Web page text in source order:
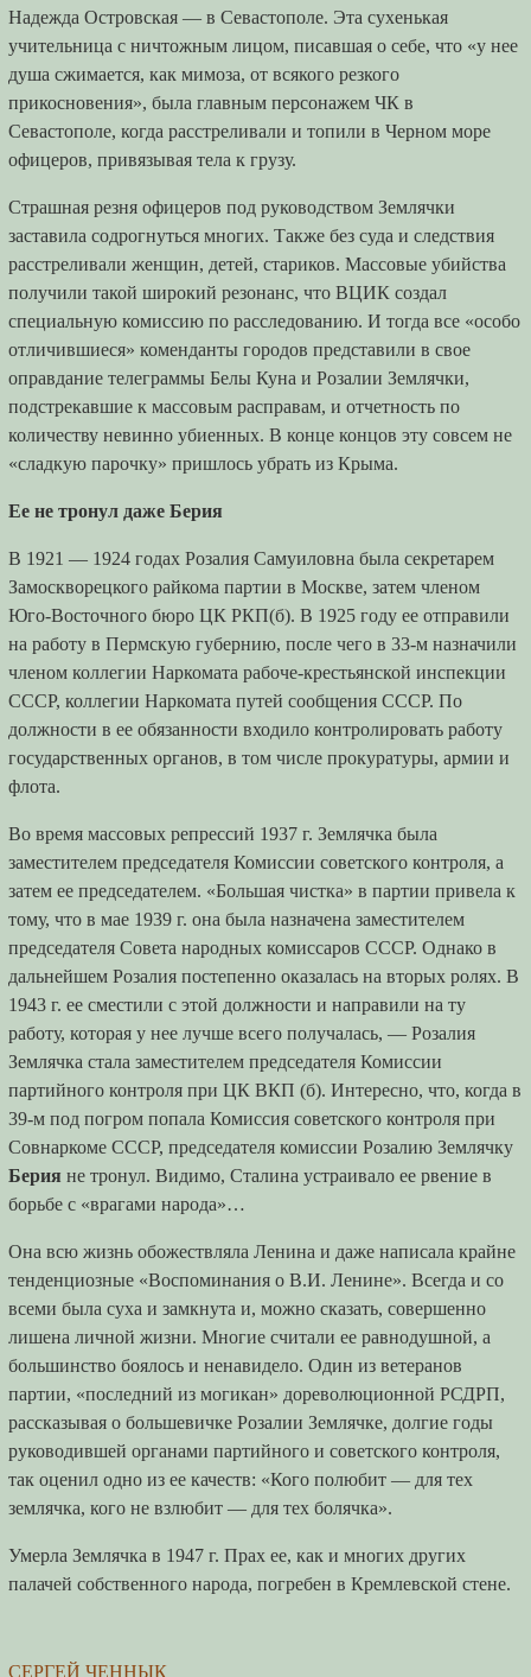
Надежда Островская — в Севастополе. Эта сухенькая
учительница с ничтожным лицом, писавшая о себе, что «у нее
душа сжимается, как мимоза, от всякого резкого
прикосновения», была главным персонажем ЧК в
Севастополе, когда расстреливали и топили в Черном море
офицеров, привязывая тела к грузу.
Страшная резня офицеров под руководством Землячки
заставила содрогнуться многих. Также без суда и следствия
расстреливали женщин, детей, стариков. Массовые убийства
получили такой широкий резонанс, что ВЦИК создал
специальную комиссию по расследованию. И тогда все «особо
отличившиеся» коменданты городов представили в свое
оправдание телеграммы Белы Куна и Розалии Землячки,
подстрекавшие к массовым расправам, и отчетность по
количеству невинно убиенных. В конце концов эту совсем не
«сладкую парочку» пришлось убрать из Крыма.
Ее не тронул даже Берия
В 1921 — 1924 годах Розалия Самуиловна была секретарем
Замоскворецкого райкома партии в Москве, затем членом
Юго-Восточного бюро ЦК РКП(б). В 1925 году ее отправили
на работу в Пермскую губернию, после чего в 33-м назначили
членом коллегии Наркомата рабоче-крестьянской инспекции
СССР, коллегии Наркомата путей сообщения СССР. По
должности в ее обязанности входило контролировать работу
государственных органов, в том числе прокуратуры, армии и
флота.
Во время массовых репрессий 1937 г. Землячка была
заместителем председателя Комиссии советского контроля, а
затем ее председателем. «Большая чистка» в партии привела к
тому, что в мае 1939 г. она была назначена заместителем
председателя Совета народных комиссаров СССР. Однако в
дальнейшем Розалия постепенно оказалась на вторых ролях. В
1943 г. ее сместили с этой должности и направили на ту
работу, которая у нее лучше всего получалась, — Розалия
Землячка стала заместителем председателя Комиссии
партийного контроля при ЦК ВКП (б). Интересно, что, когда в
39-м под погром попала Комиссия советского контроля при
Совнаркоме СССР, председателя комиссии Розалию Землячку
Берия не тронул. Видимо, Сталина устраивало ее рвение в
борьбе с «врагами народа»…
Она всю жизнь обожествляла Ленина и даже написала крайне
тенденциозные «Воспоминания о В.И. Ленине». Всегда и со
всеми была суха и замкнута и, можно сказать, совершенно
лишена личной жизни. Многие считали ее равнодушной, а
большинство боялось и ненавидело. Один из ветеранов
партии, «последний из могикан» дореволюционной РСДРП,
рассказывая о большевичке Розалии Землячке, долгие годы
руководившей органами партийного и советского контроля,
так оценил одно из ее качеств: «Кого полюбит — для тех
землячка, кого не взлюбит — для тех болячка».
Умерла Землячка в 1947 г. Прах ее, как и многих других
палачей собственного народа, погребен в Кремлевской стене.
СЕРГЕЙ ЧЕННЫК